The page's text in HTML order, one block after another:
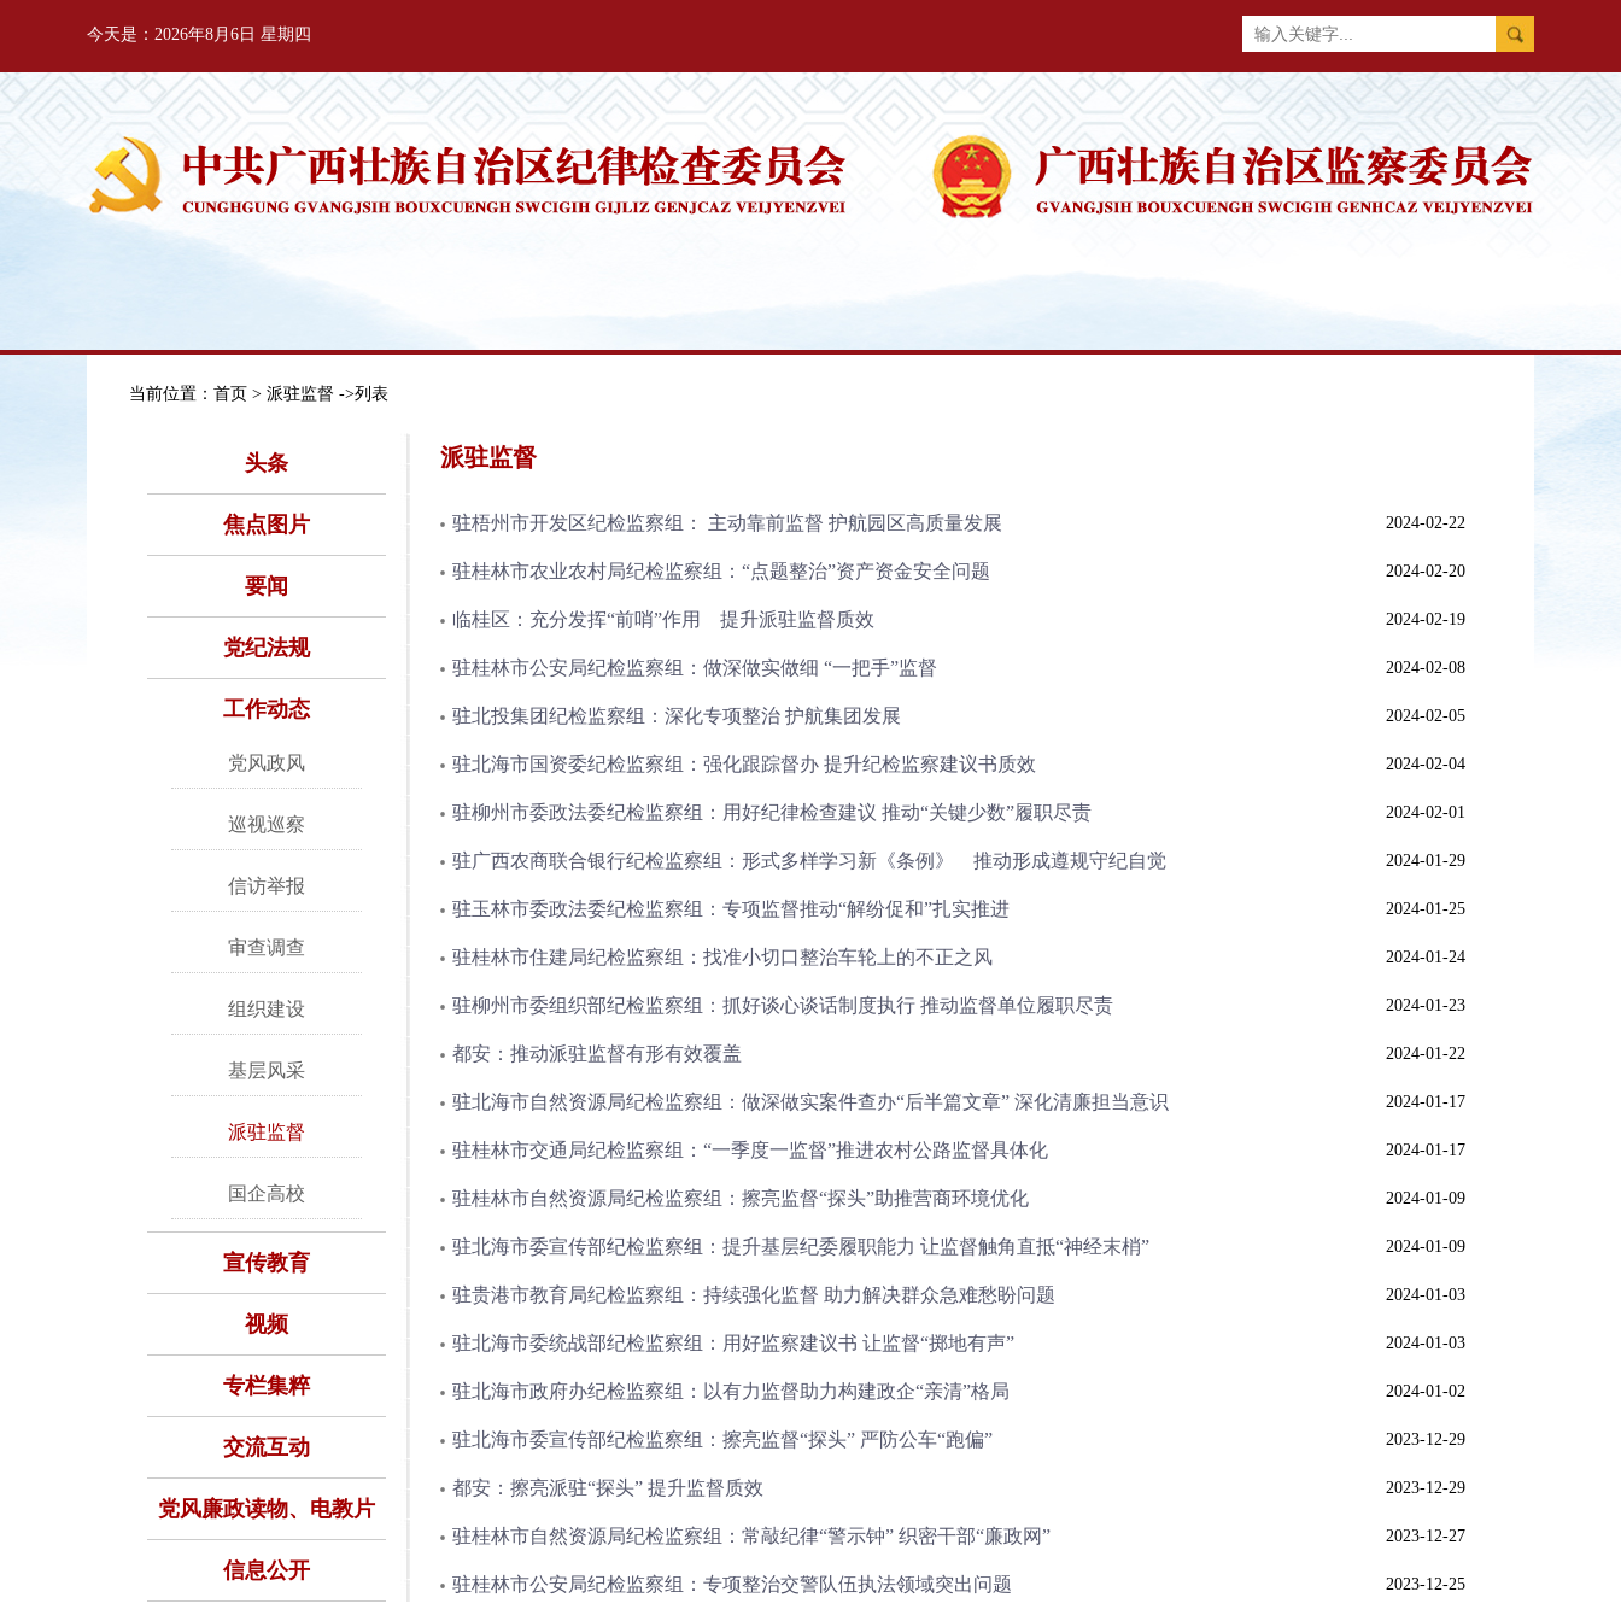
今天是：2026年8月6日 星期四
当前位置： 首页 > 派驻监督 ->列表
头条
焦点图片
要闻
党纪法规
工作动态
党风政风
巡视巡察
信访举报
审查调查
组织建设
基层风采
派驻监督
国企高校
宣传教育
视频
专栏集粹
交流互动
党风廉政读物、电教片
信息公开
派驻监督
2024-02-22
驻梧州市开发区纪检监察组： 主动靠前监督 护航园区高质量发展
2024-02-20
驻桂林市农业农村局纪检监察组：“点题整治”资产资金安全问题
2024-02-19
临桂区：充分发挥“前哨”作用 提升派驻监督质效
2024-02-08
驻桂林市公安局纪检监察组：做深做实做细 “一把手”监督
2024-02-05
驻北投集团纪检监察组：深化专项整治 护航集团发展
2024-02-04
驻北海市国资委纪检监察组：强化跟踪督办 提升纪检监察建议书质效
2024-02-01
驻柳州市委政法委纪检监察组：用好纪律检查建议 推动“关键少数”履职尽责
2024-01-29
驻广西农商联合银行纪检监察组：形式多样学习新《条例》 推动形成遵规守纪自觉
2024-01-25
驻玉林市委政法委纪检监察组：专项监督推动“解纷促和”扎实推进
2024-01-24
驻桂林市住建局纪检监察组：找准小切口整治车轮上的不正之风
2024-01-23
驻柳州市委组织部纪检监察组：抓好谈心谈话制度执行 推动监督单位履职尽责
2024-01-22
都安：推动派驻监督有形有效覆盖
2024-01-17
驻北海市自然资源局纪检监察组：做深做实案件查办“后半篇文章” 深化清廉担当意识
2024-01-17
驻桂林市交通局纪检监察组：“一季度一监督”推进农村公路监督具体化
2024-01-09
驻桂林市自然资源局纪检监察组：擦亮监督“探头”助推营商环境优化
2024-01-09
驻北海市委宣传部纪检监察组：提升基层纪委履职能力 让监督触角直抵“神经末梢”
2024-01-03
驻贵港市教育局纪检监察组：持续强化监督 助力解决群众急难愁盼问题
2024-01-03
驻北海市委统战部纪检监察组：用好监察建议书 让监督“掷地有声”
2024-01-02
驻北海市政府办纪检监察组：以有力监督助力构建政企“亲清”格局
2023-12-29
驻北海市委宣传部纪检监察组：擦亮监督“探头” 严防公车“跑偏”
2023-12-29
都安：擦亮派驻“探头” 提升监督质效
2023-12-27
驻桂林市自然资源局纪检监察组：常敲纪律“警示钟” 织密干部“廉政网”
2023-12-25
驻桂林市公安局纪检监察组：专项整治交警队伍执法领域突出问题